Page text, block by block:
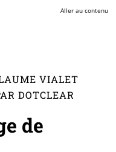
Aller au contenu
VIALET
DOTCLEAR
de